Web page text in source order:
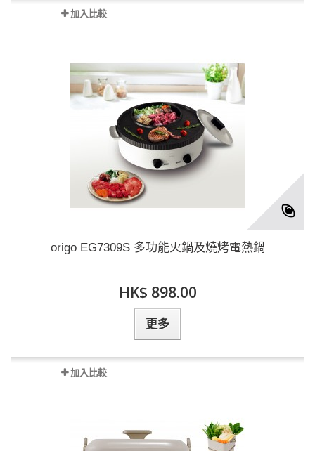
加入比較
origo EG7309S 多功能火鍋及燒烤電熱鍋
HK$ 898.00
更多
加入比較